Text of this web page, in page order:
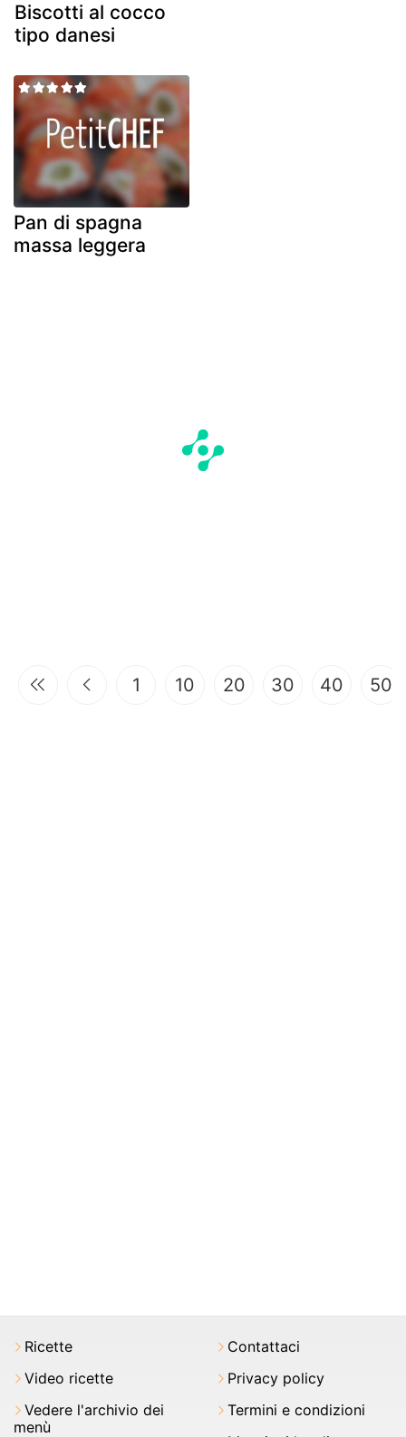
Biscotti al cocco
tipo danesi
Pan di spagna
massa leggera
1 10 20 30 40 50
Ricette
Video ricette
Vedere l'archivio dei
menù
Contattaci
Privacy policy
Termini e condizioni